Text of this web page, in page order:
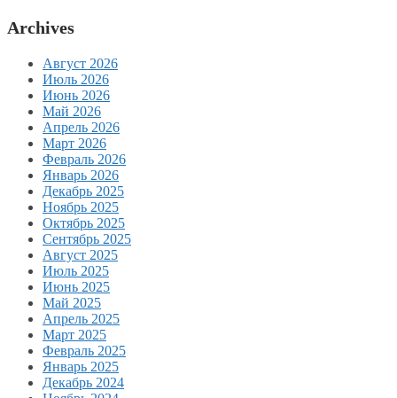
Archives
Август 2026
Июль 2026
Июнь 2026
Май 2026
Апрель 2026
Март 2026
Февраль 2026
Январь 2026
Декабрь 2025
Ноябрь 2025
Октябрь 2025
Сентябрь 2025
Август 2025
Июль 2025
Июнь 2025
Май 2025
Апрель 2025
Март 2025
Февраль 2025
Январь 2025
Декабрь 2024